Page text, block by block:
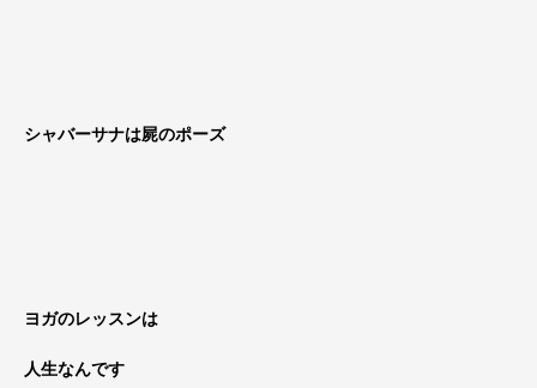
シャバーサナは屍のポーズ
ヨガのレッスンは
人生なんです